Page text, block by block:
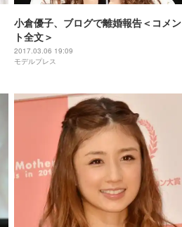
小倉優子、ブログで離婚報告＜コメン
ト全文＞
2017.03.06 19:09
モデルプレス